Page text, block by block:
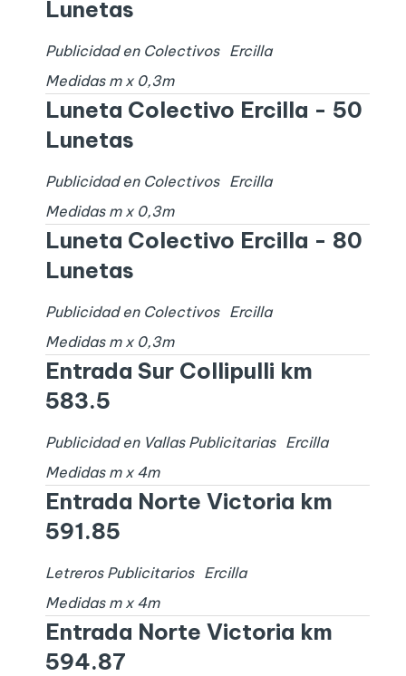
Lunetas
Publicidad en Colectivos
Ercilla
Medidas m x 0,3m
Luneta Colectivo Ercilla - 50
Lunetas
Publicidad en Colectivos
Ercilla
Medidas m x 0,3m
Luneta Colectivo Ercilla - 80
Lunetas
Publicidad en Colectivos
Ercilla
Medidas m x 0,3m
Entrada Sur Collipulli km
583.5
Publicidad en Vallas Publicitarias
Ercilla
Medidas m x 4m
Entrada Norte Victoria km
591.85
Letreros Publicitarios
Ercilla
Medidas m x 4m
Entrada Norte Victoria km
594.87